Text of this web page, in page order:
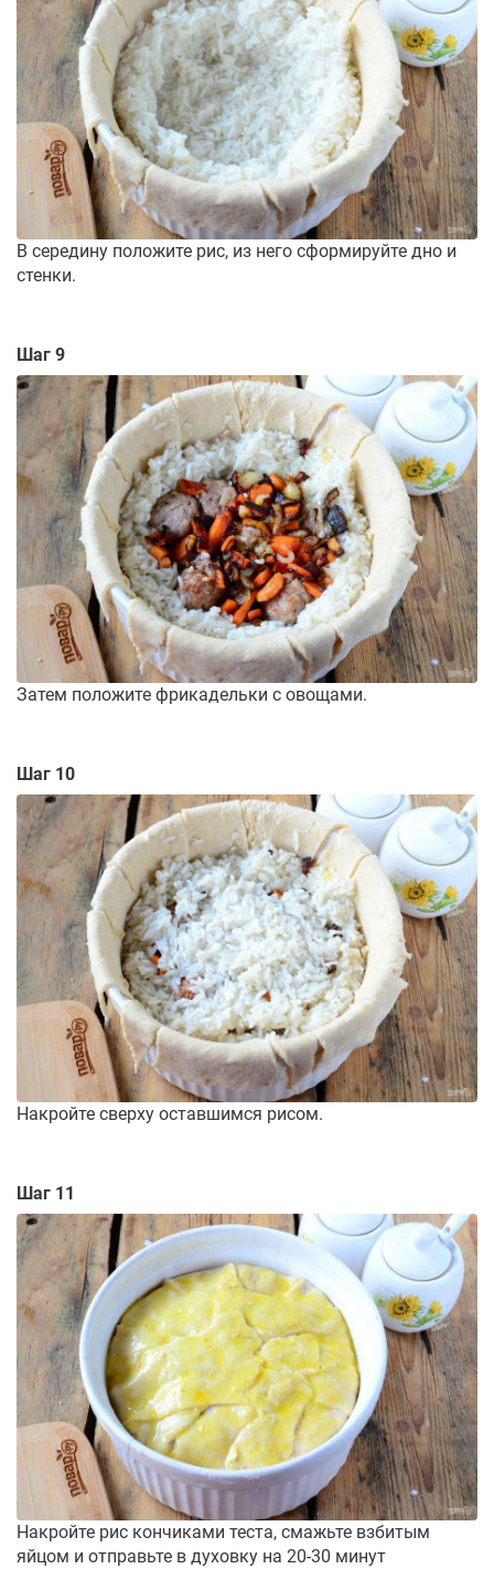
В середину положите рис, из него сформируйте дно и
стенки.
Шаг 9
Затем положите фрикадельки с овощами.
Шаг 10
Накройте сверху оставшимся рисом.
Шаг 11
Накройте рис кончиками теста, смажьте взбитым
яйцом и отправьте в духовку на 20-30 минут